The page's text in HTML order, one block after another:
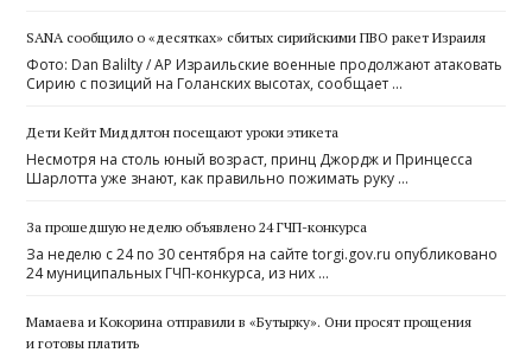
SANA сообщило о «десятках» сбитых сирийскими ПВО ракет Израиля
Фото: Dan Balilty / AP Израильские военные продолжают атаковать
Сирию с позиций на Голанских высотах, сообщает …
Дети Кейт Миддлтон посещают уроки этикета
Несмотря на столь юный возраст, принц Джордж и Принцесса
Шарлотта уже знают, как правильно пожимать руку …
За прошедшую неделю объявлено 24 ГЧП-конкурса
За неделю с 24 по 30 сентября на сайте torgi.gov.ru опубликовано
24 муниципальных ГЧП-конкурса, из них …
Мамаева и Кокорина отправили в «Бутырку». Они просят прощения
и готовы платить